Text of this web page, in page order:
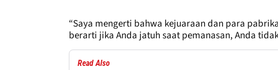
“Saya mengerti bahwa kejuaraan dan para
berarti jika Anda jatuh saat pemanasan, Anda
Read Also